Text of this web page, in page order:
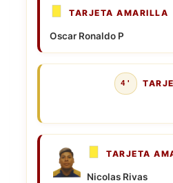
TARJETA AMARILLA
Oscar Ronaldo P
4'
TARJETA
Nicolas Rivas